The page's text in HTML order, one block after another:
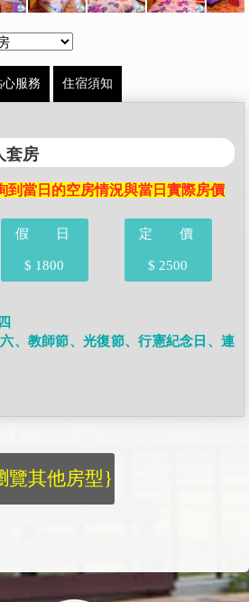
心服務 住宿須知
套房
到當日的空房情況與當日實際房價
假 日
$ 1800
定 價
$ 2500
教師節、光復節、行憲紀念日、連
覽其他房型}